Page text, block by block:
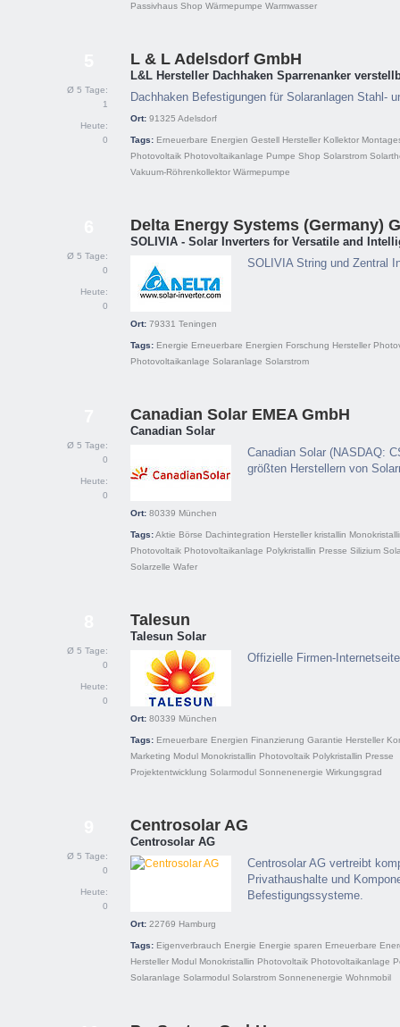
Passivhaus Shop Wärmepumpe Warmwasser
Ø 5 Tage:
1
Heute:
0
L & L Adelsdorf GmbH
L&L Hersteller Dachhaken Sparrenanker
Dachhaken Befestigungen für Solaranlagen Stahl-
Ort: 91325 Adelsdorf
Tags: Erneuerbare Energien Gestell Hersteller Kollektor
Photovoltaik Photovoltaikanlage Pumpe Shop Solarstrom
Vakuum-Röhrenkollektor Wärmepumpe
Ø 5 Tage:
0
Heute:
0
Delta Energy Systems (Germany)
SOLIVIA - Solar Inverters for Versatile and
SOLIVIA String und Zentral
Ort: 79331 Teningen
Tags: Energie Erneuerbare Energien Forschung Hersteller
Photovoltaikanlage Solaranlage Solarstrom
Ø 5 Tage:
0
Heute:
0
Canadian Solar EMEA GmbH
Canadian Solar
Canadian Solar (NASDAQ:
größten Herstellern von
Ort: 80339 München
Tags:Aktie Börse Dachintegration Hersteller kristallin
Photovoltaik Photovoltaikanlage Polykristallin Presse Silizium
Solarzelle Wafer
Ø 5 Tage:
0
Heute:
0
Talesun
Talesun Solar
Offizielle Firmen-
Ort: 80339 München
Tags: Erneuerbare Energien Finanzierung Garantie Hersteller
Marketing Modul Monokristallin Photovoltaik Polykristallin Presse
Projektentwicklung Solarmodul Sonnenenergie Wirkungsgrad
Ø 5 Tage:
0
Heute:
0
Centrosolar AG
Centrosolar AG
Centrosolar AG vertreibt
Privathaushalte und
Befestigungssysteme.
Ort: 22769 Hamburg
Tags: Eigenverbrauch Energie Energie sparen Erneuerbare
Hersteller Modul Monokristallin Photovoltaik Photovoltaikanlage
Solaranlage Solarmodul Solarstrom Sonnenenergie Wohnmobil